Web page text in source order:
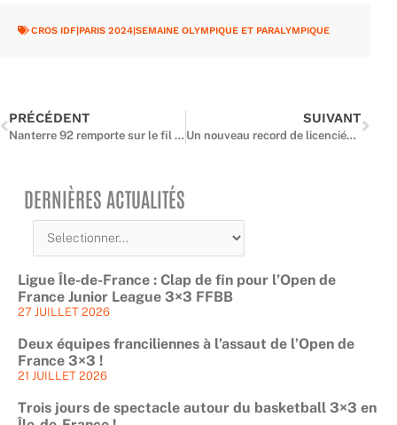
CROS IDF|PARIS 2024|SEMAINE OLYMPIQUE ET PARALYMPIQUE
PRÉCÉDENT
Nanterre 92 remporte sur le fil le premier derby face à Paris Basketball
SUIVANT
Un nouveau record de licenciés établi en Île-de-France
DERNIÈRES ACTUALITÉS
Ligue Île-de-France : Clap de fin pour l’Open de
France Junior League 3×3 FFBB
27 JUILLET 2026
Deux équipes franciliennes à l’assaut de l’Open de
France 3×3 !
21 JUILLET 2026
Trois jours de spectacle autour du basketball 3×3 en